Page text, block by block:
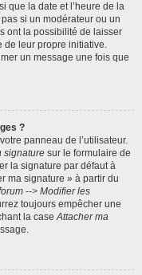
que la date et l’heure de la
si un modérateur ou un
ont la possibilité de laisser
de leur propre initiative.
un message une fois que
?
panneau de l’utilisateur.
signature sur le formulaire de
la signature par défaut à
ma signature » à partir du
--> Modifier les
toujours empêcher une
la caseAttacher ma